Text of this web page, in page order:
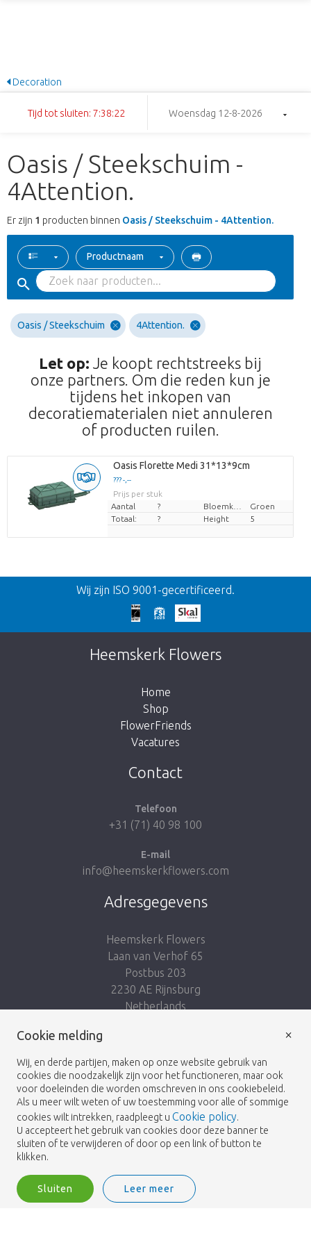
Decoration
Tijd tot sluiten: 7:38:22 Woensdag 12-8-2026
Oasis / Steekschuim -
4Attention.
Er zijn 1 producten binnen Oasis / Steekschuim - 4Attention.
Productnaam
Oasis / Steekschuim 4Attention.
Let op: Je koopt rechtstreeks bij
onze partners. Om die reden kun je
tijdens het inkopen van
decoratiematerialen niet annuleren
of producten ruilen.
Oasis Florette Medi 31*13*9cm
??? -,--
Prijs per stuk
Aantal
?
Groen
Totaal:
? Height 5
Terug
Te laat!
Dit artikel is helaas uitverkocht. Klik op de
knop hieronder om terug te gaan naar de
Breng me naar de shop
Wij zijn ISO 9001-gecertificeerd.
Heemskerk Flowers
Home
Shop
FlowerFriends
Vacatures
Contact
Telefoon
+31 (71) 40 98 100
E-mail
info@heemskerkflowers.com
Adresgegevens
Heemskerk Flowers
Laan van Verhof 65
Postbus 203
2230 AE Rijnsburg
Netherlands
© 2026 -Heemskerk Flowers Algemene voorwaarden
Heemskerk Flowers is a trading name of BGH A.Heemskerk AZN b.v.
Cookie melding
Wij, en derde partijen, maken op onze website gebruik van
cookies die noodzakelijk zijn voor het functioneren, maar ook
voor doeleinden die worden omschreven in ons cookiebeleid.
Als u meer wilt weten of uw toestemming voor alle of sommige
cookies wilt intrekken, raadpleegt u Cookie policy.
U accepteert het gebruik van cookies door deze banner te
sluiten of te verwijderen of door op een link of button te
klikken.
Sluiten Leer meer
×